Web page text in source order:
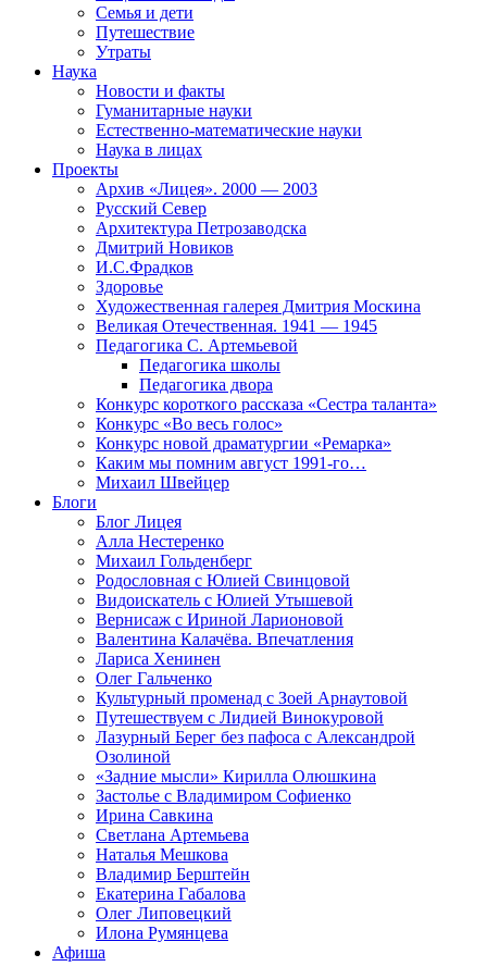
Семья и дети
Путешествие
Утраты
Наука
Новости и факты
Гуманитарные науки
Естественно-математические науки
Наука в лицах
Проекты
Архив «Лицея». 2000 — 2003
Русский Север
Архитектура Петрозаводска
Дмитрий Новиков
И.С.Фрадков
Здоровье
Художественная галерея Дмитрия Москина
Великая Отечественная. 1941 — 1945
Педагогика С. Артемьевой
Педагогика школы
Педагогика двора
Конкурс короткого рассказа «Сестра таланта»
Конкурс «Во весь голос»
Конкурс новой драматургии «Ремарка»
Каким мы помним август 1991-го…
Михаил Швейцер
Блоги
Блог Лицея
Алла Нестеренко
Михаил Гольденберг
Родословная с Юлией Свинцовой
Видоискатель с Юлией Утышевой
Вернисаж с Ириной Ларионовой
Валентина Калачёва. Впечатления
Лариса Хенинен
Олег Гальченко
Культурный променад с Зоей Арнаутовой
Путешествуем с Лидией Винокуровой
Лазурный Берег без пафоса с Александрой
Озолиной
«Задние мысли» Кирилла Олюшкина
Застолье с Владимиром Софиенко
Ирина Савкина
Светлана Артемьева
Наталья Мешкова
Владимир Берштейн
Екатерина Габалова
Олег Липовецкий
Илона Румянцева
Афиша